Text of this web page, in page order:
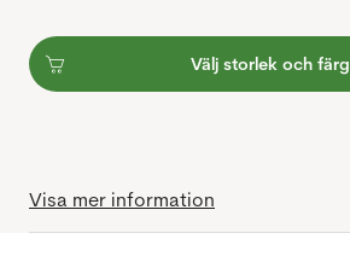
Välj storlek och färg
Visa mer information